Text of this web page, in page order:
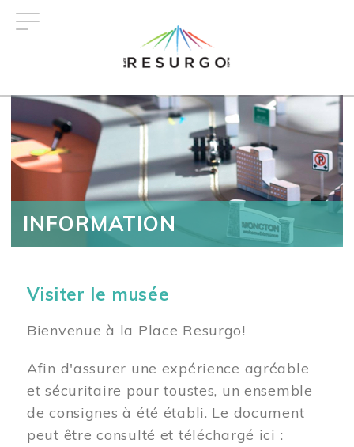
INFORMATION
Visiter le musée
Bienvenue à la Place Resurgo!
Afin d'assurer une expérience agréable
et sécuritaire pour toustes, un ensemble
de consignes à été établi. Le document
peut être consulté et téléchargé ici :